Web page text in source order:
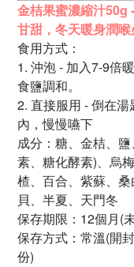
金桔果蜜濃縮汁50g
甘甜， 冬天暖身潤
食用方式：
1. 沖泡 - 加入7-9倍
食鹽調和。
2. 直接服用 - 倒在湯
內，慢慢嚥下
成分：糖、金桔、
素、 糖化酵素)、烏梅
楂、 百合、紫蘇、桑
貝、半夏、天門冬
保存期限：12個月(
保存方式：常溫(開
份)